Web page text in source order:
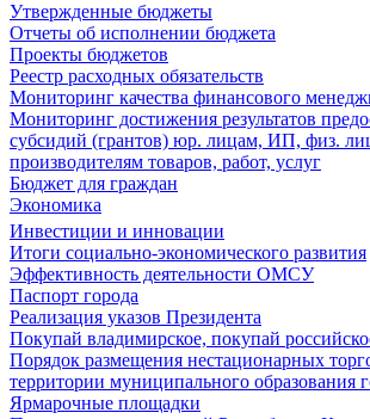
Утвержденные бюджеты
Отчеты об исполнении бюджета
Проекты бюджетов
Реестр расходных обязательств
Мониторинг качества финансового
Мониторинг достижения результатов
субсидий (грантов) юр. лицам, ИП, физ.
производителям товаров, работ, услуг
Бюджет для граждан
Экономика
Инвестиции и инновации
Итоги социально-экономического развития
Эффективность деятельности ОМСУ
Паспорт города
Реализация указов Президента
Покупай владимирское, покупай
Порядок размещения нестационарных
территории муниципального образования
Ярмарочные площадки